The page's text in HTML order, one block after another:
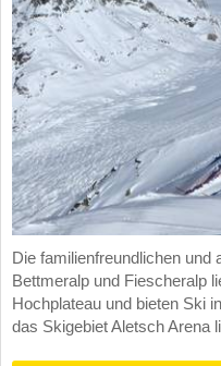
Die familienfreundlichen und
Bettmeralp und Fiescheralp
Hochplateau und bieten Ski
das Skigebiet Aletsch Arena